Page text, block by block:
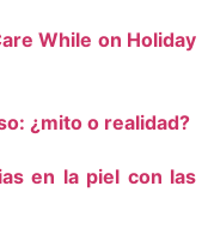
While on Holiday
¿mito o realidad?
en la piel con las